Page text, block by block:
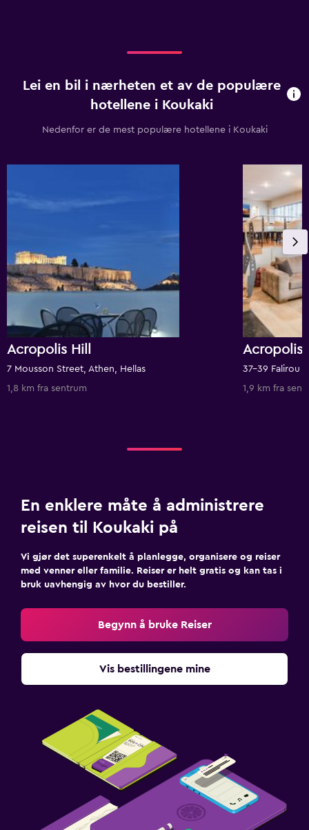
Lei en bil i nærheten et av de populære
hotellene i Koukaki
Nedenfor er de mest populære hotellene i Koukaki
Acropolis Hill
7 Mousson Street, Athen, Hellas
1,8 km fra sentrum
Acropolis
1,9 km fra
En enklere måte å administrere
reisen til Koukaki på
Vi gjør det superenkelt å planlegge, organisere og reiser
med venner eller familie. Reiser er helt gratis og kan tas i
bruk uavhengig av hvor du bestiller.
Begynn å bruke Reiser
Vis bestillingene mine